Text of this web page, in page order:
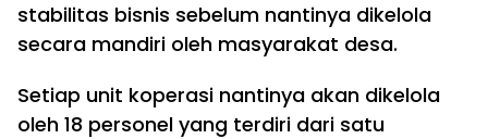
stabilitas bisnis sebelum nantinya dikelola
secara mandiri oleh masyarakat desa.
Setiap unit koperasi nantinya akan dikelola
oleh 18 personel yang terdiri dari satu